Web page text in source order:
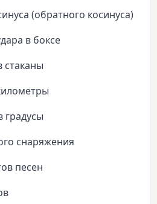
(обратного косинуса)
в боксе
стаканы
градусы
снаряжения
песен